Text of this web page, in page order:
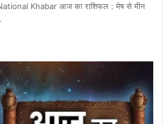
Khabar आज का राशिफल : मेष से मीन